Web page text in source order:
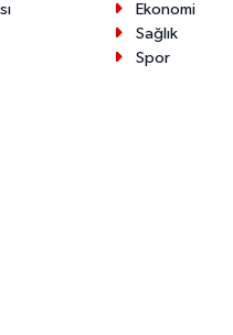
Ekonomi
Sağlık
Spor